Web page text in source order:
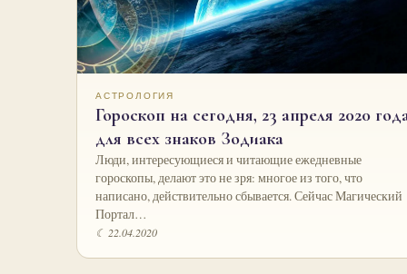
АСТРОЛОГИЯ
Гороскоп на сегодня, 23 апреля 2020
для всех знаков Зодиака
Люди, интересующиеся и читающие ежедневные
гороскопы, делают это не зря: многое из того, что
написано, действительно сбывается. Сейчас Магический
Портал…
☾ 22.04.2020